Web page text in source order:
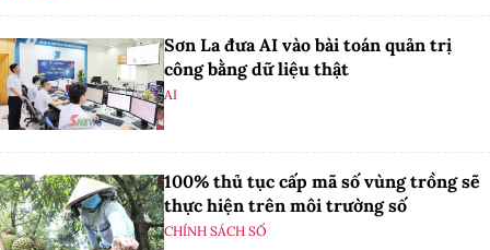
Sơn La đưa AI vào bài toán quản trị
công bằng dữ liệu thật
AI
100% thủ tục cấp mã số vùng trồng sẽ
thực hiện trên môi trường số
CHÍNH SÁCH SỐ